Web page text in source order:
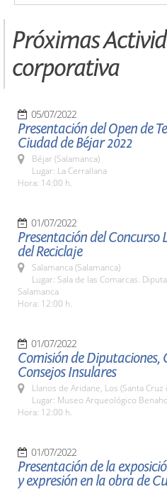
Próximas
corporativa
05/07/2022
Presentación del Open de
Ciudad de Béjar 2022
Béjar (Salamanca)
Lugar: La Cerrallana
Hora: 14:00 h.
01/07/2022
Presentación del Concurso
del Reciclaje
Salamanca (Salamanca)
Lugar: Sala de las Comarcas.
Salamanca
Hora: 12:00 h.
01/07/2022
Comisión de Diputaciones,
Consejos Insulares
Llanos de Aridane, Los (Santa
Lugar: Museo Arqueológico
Hora: 12:00 h.
01/07/2022
Presentación de la
y expresión en la obra de